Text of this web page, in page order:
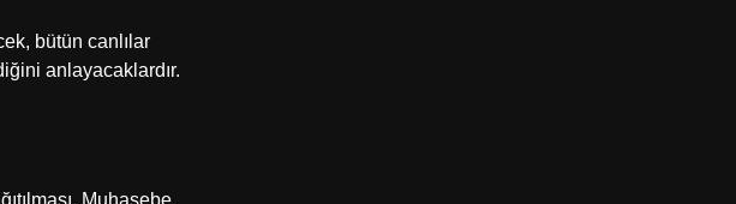
bütün canlılar
anlayacaklardır.
Muhasebe,